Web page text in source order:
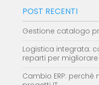
POST RECENTI
Gestione catalogo
Logistica integrata:
reparti per migliorare
Cambio ERP: